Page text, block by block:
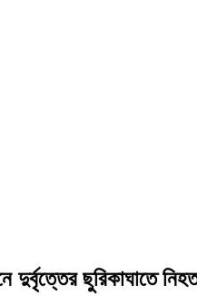
দুর্বৃত্তের ছুরিকাঘাতে